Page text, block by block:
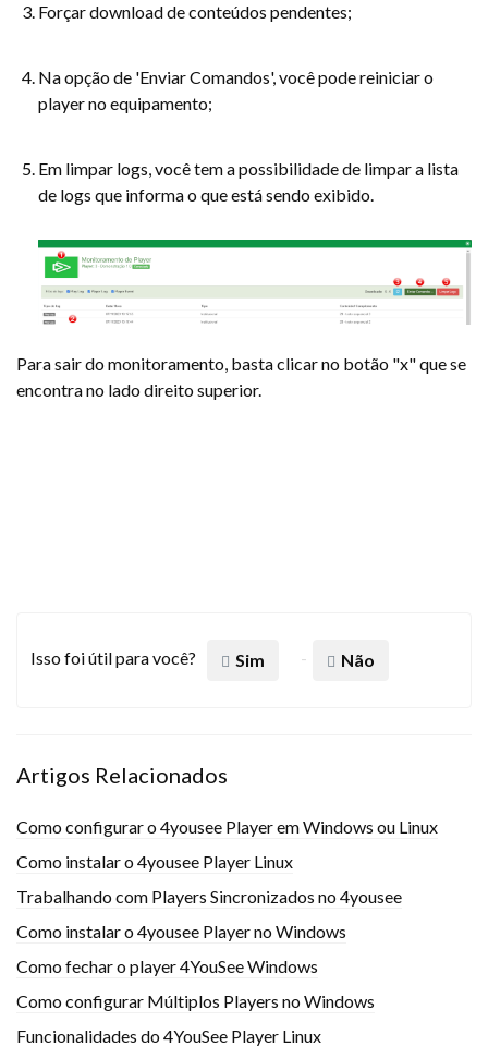
Forçar download de conteúdos pendentes;
Na opção de 'Enviar Comandos', você pode reiniciar o
player no equipamento;
Em limpar logs, você tem a possibilidade de limpar a lista
de logs que informa o que está sendo exibido.
Para sair do monitoramento, basta clicar no botão "x" que se
encontra no lado direito superior.
Isso foi útil para você? Sim Não
Artigos Relacionados
Como configurar o 4yousee Player em Windows ou Linux
Como instalar o 4yousee Player Linux
Trabalhando com Players Sincronizados no 4yousee
Como instalar o 4yousee Player no Windows
Como fechar o player 4YouSee Windows
Como configurar Múltiplos Players no Windows
Funcionalidades do 4YouSee Player Linux